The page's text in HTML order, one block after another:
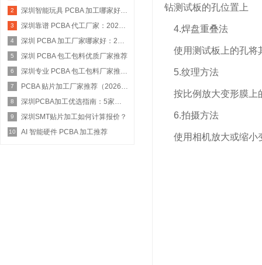
钻测试板的孔位置上
4.焊盘重叠法
使用测试板上的孔将
5.纹理方法
按比例放大变形膜上
6.拍摄方法
使用相机放大或缩小
2 深圳智能玩具 PCBA 加工哪家好：2026 权威选型指南
3 深圳靠谱 PCBA 代工厂家：2026 年权威选型指南
4 深圳 PCBA 加工厂家哪家好：2026 权威选型指南
5 深圳 PCBA 包工包料优质厂家推荐
6 深圳专业 PCBA 包工包料厂家推荐：2026 年权威选型指南
7 PCBA 贴片加工厂家推荐（2026 权威指南）
8 深圳PCBA加工优选指南：5家具备IATF 16949资质的源头工厂深度盘点
9 深圳SMT贴片加工如何计算报价？
10 AI 智能硬件 PCBA 加工推荐